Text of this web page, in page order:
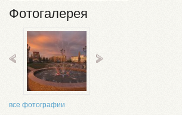
Фотогалерея
все фотографии